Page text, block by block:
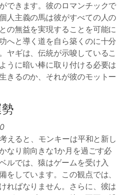
できます。彼のロマンチックで
人主義の馬は彼がすべての人の
の無益を実現することを可能に
へと導く道を自ら築くのに十分
ヤギは、伝統が示唆しているこ
うに暗い棒に取り付ける必要は
きるのか、それが彼のモットー
えると、モンキーは平和と新し
なり前向きな1か月を過ごす必
ルでは、猿はゲームを受け入
をしています。この観点では、
ればなりません。さらに、彼は